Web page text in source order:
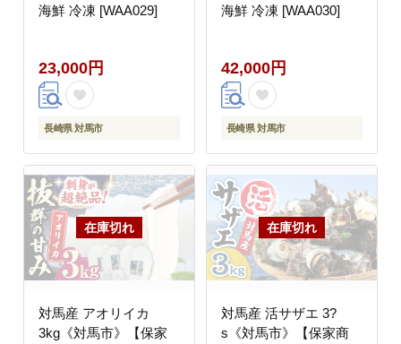
海鮮 冷凍 [WAA029]
23,000円
長崎県 対馬市
海鮮 冷凍 [WAA030]
42,000円
長崎県 対馬市
対馬産 アオリイカ
3kg《対馬市》【保家
対馬産 活サザエ 3?
s《対馬市》【保家商